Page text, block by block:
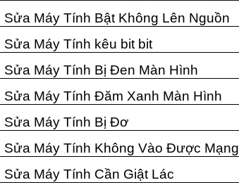
Sửa Máy Tính Bật Không Lên Nguồn
Sửa Máy Tính kêu bit bit
Sửa Máy Tính Bị Đen Màn Hình
Sửa Máy Tính Đăm Xanh Màn Hình
Sửa Máy Tính Bị Đơ
Sửa Máy Tính Không Vào Được Mạng
Sửa Máy Tính Cần Giật Lác